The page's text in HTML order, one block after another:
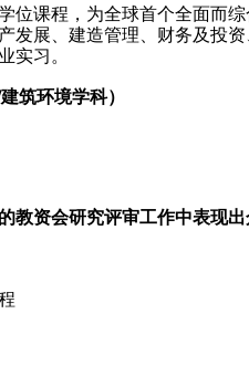
位课程，为全球首个全面而
发展、建造管理、财务及投
实习。
筑环境学科）
教资会研究评审工作中表现